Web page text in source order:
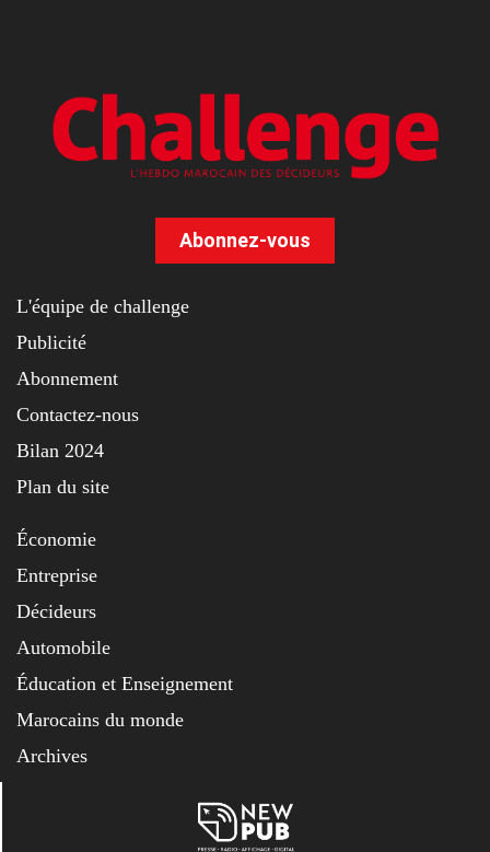
Abonnez-vous
L'équipe de challenge
Publicité
Abonnement
Contactez-nous
Bilan 2024
Plan du site
Économie
Entreprise
Décideurs
Automobile
Éducation et Enseignement
Marocains du monde
Archives